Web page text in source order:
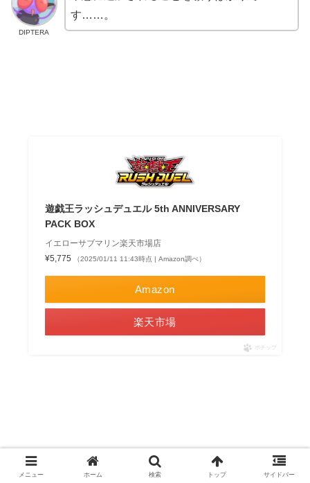
DIPTERA
す……。
遊戯王ラッシュデュエル 5th ANNIVERSARY
PACK BOX
イエローサブマリン楽天市場店
¥5,775
（2025/01/11 11:43時点 | Amazon調べ）
Amazon
楽天市場
ポチップ
関連記事
メニュー ホーム 検索 トップ サイドバー